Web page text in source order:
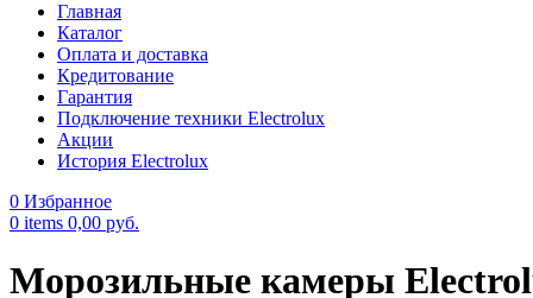
Главная
Каталог
Оплата и доставка
Кредитование
Гарантия
Подключение техники Electrolux
Акции
История Electrolux
0 Избранное
0 items 0,00 руб.
Морозильные камеры